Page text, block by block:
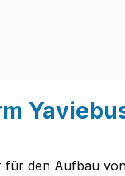
den Aufbau